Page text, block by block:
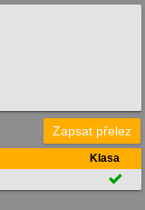
Zapsat přelez
Klasa
